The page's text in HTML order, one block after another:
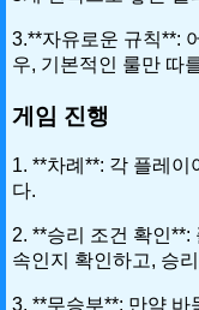
3.**자유로운 규칙**:
우, 기본적인 룰만 따
게임 진행
1. **차례**: 각 플레이
다.
2. **승리 조건 확인**:
속인지 확인하고, 승
3. **무승부**: 만약 바